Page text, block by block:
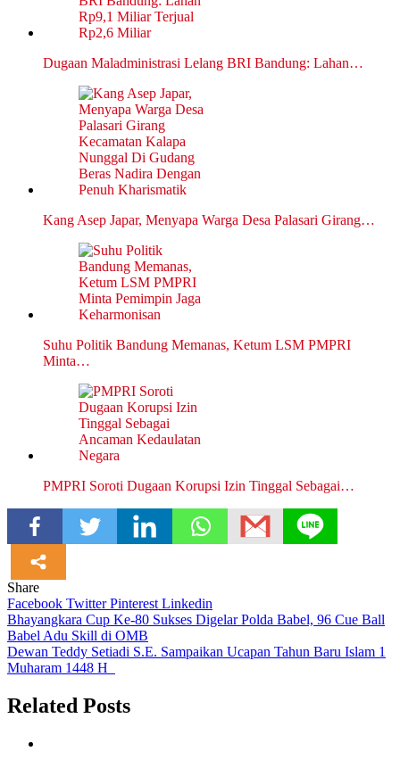
Dugaan Maladministrasi Lelang BRI Bandung: Lahan…
Kang Asep Japar, Menyapa Warga Desa Palasari Girang…
Suhu Politik Bandung Memanas, Ketum LSM PMPRI
Minta…
PMPRI Soroti Dugaan Korupsi Izin Tinggal Sebagai…
Share
Facebook TwitterPinterest Linkedin
Navigasi
pos
Bhayangkara Cup Ke-80 Sukses Digelar Polda Babel, 96 Cue Ball
Babel Adu Skill di OMB
Dewan Teddy Setiadi S.E. Sampaikan Ucapan Tahun Baru Islam 1
Muharam 1448 H
Related Posts